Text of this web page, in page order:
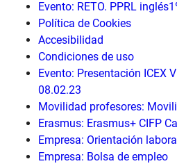
Evento: RETO. PPRL
Política de Cookies
Accesibilidad
Condiciones de uso
Evento: Presentación ICEX
08.02.23
Movilidad profesores:
Erasmus: Erasmus+ CIFP
Empresa: Orientación
Empresa: Bolsa de empleo